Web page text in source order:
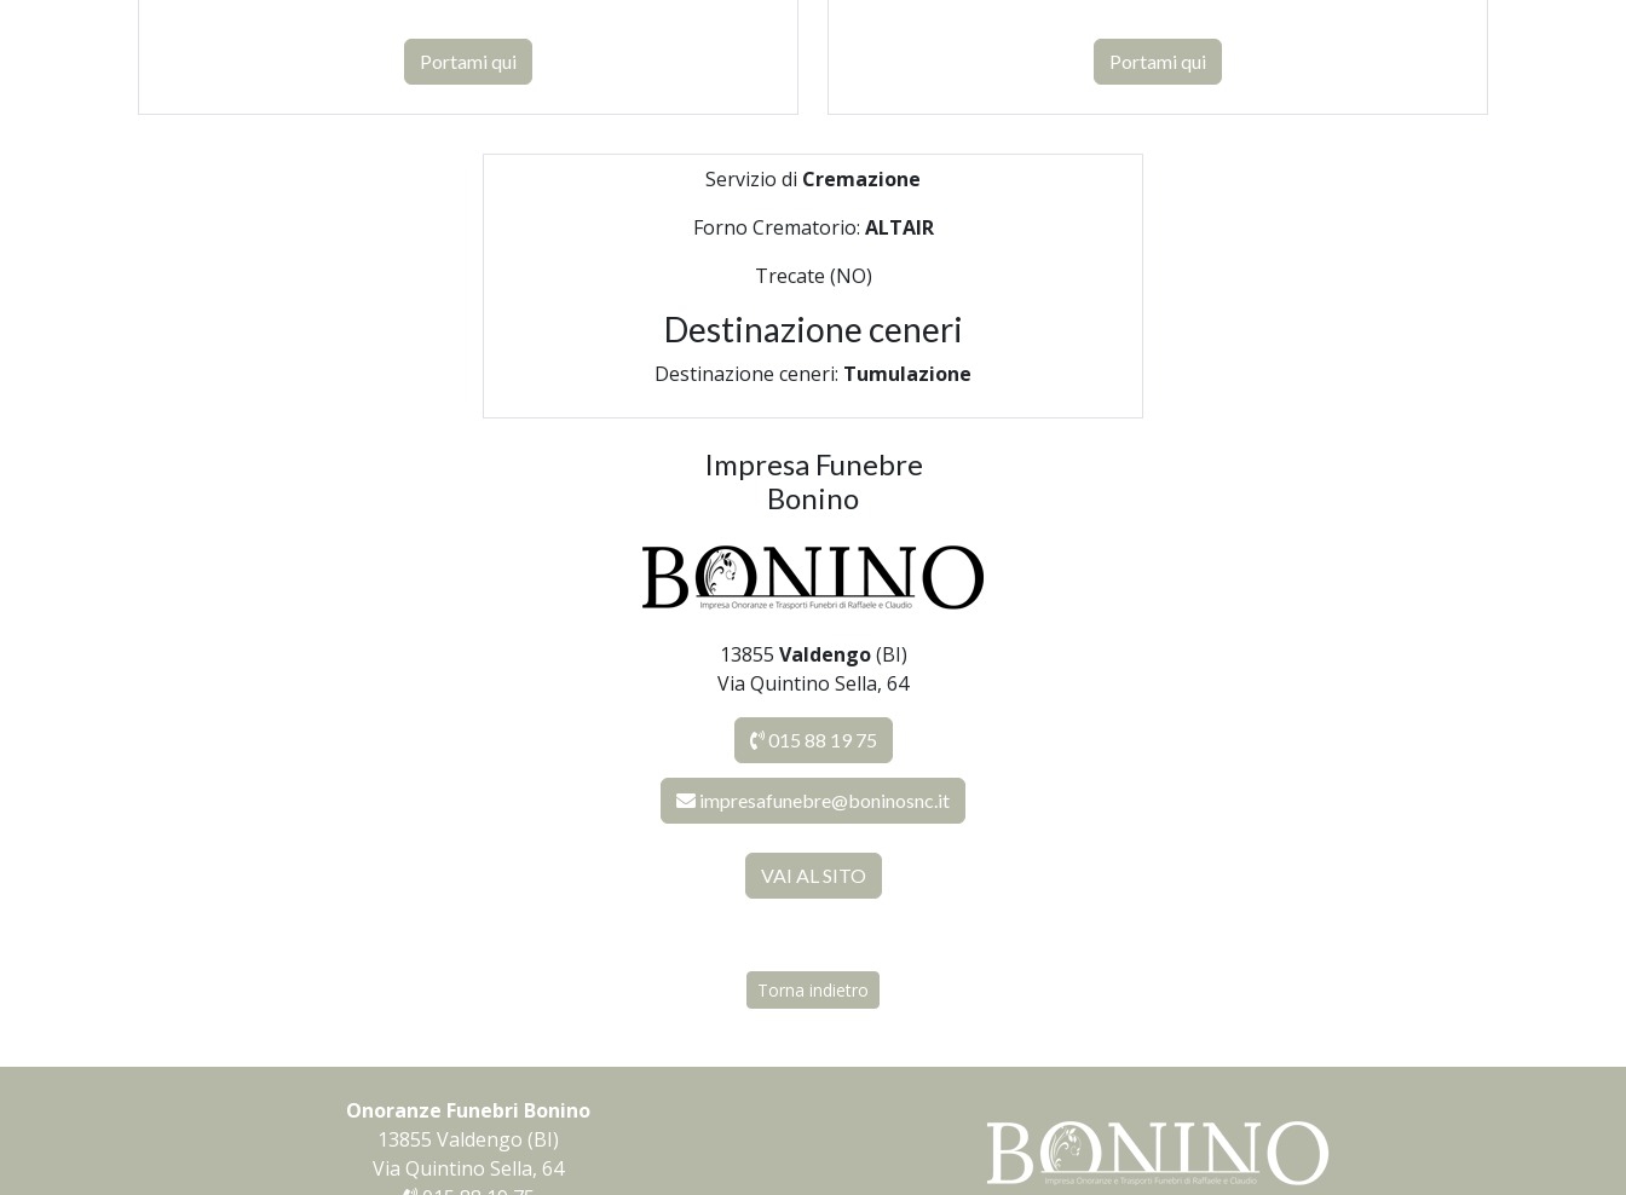
Portami qui Portami qui
Servizio di Cremazione
Forno Crematorio: ALTAIR
Trecate (NO)
Destinazione ceneri
Destinazione ceneri: Tumulazione
Impresa Funebre
Bonino
13855 Valdengo(BI)
Via Quintino Sella, 64
015 88 19 75
impresafunebre@boninosnc.it
VAI AL SITO
Torna indietro
Onoranze Funebri Bonino
13855 Valdengo (BI)
Via Quintino Sella, 64